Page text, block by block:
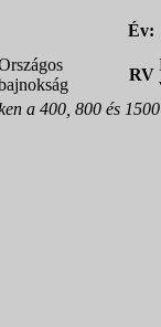
Év:
RV
a 400, 800 és